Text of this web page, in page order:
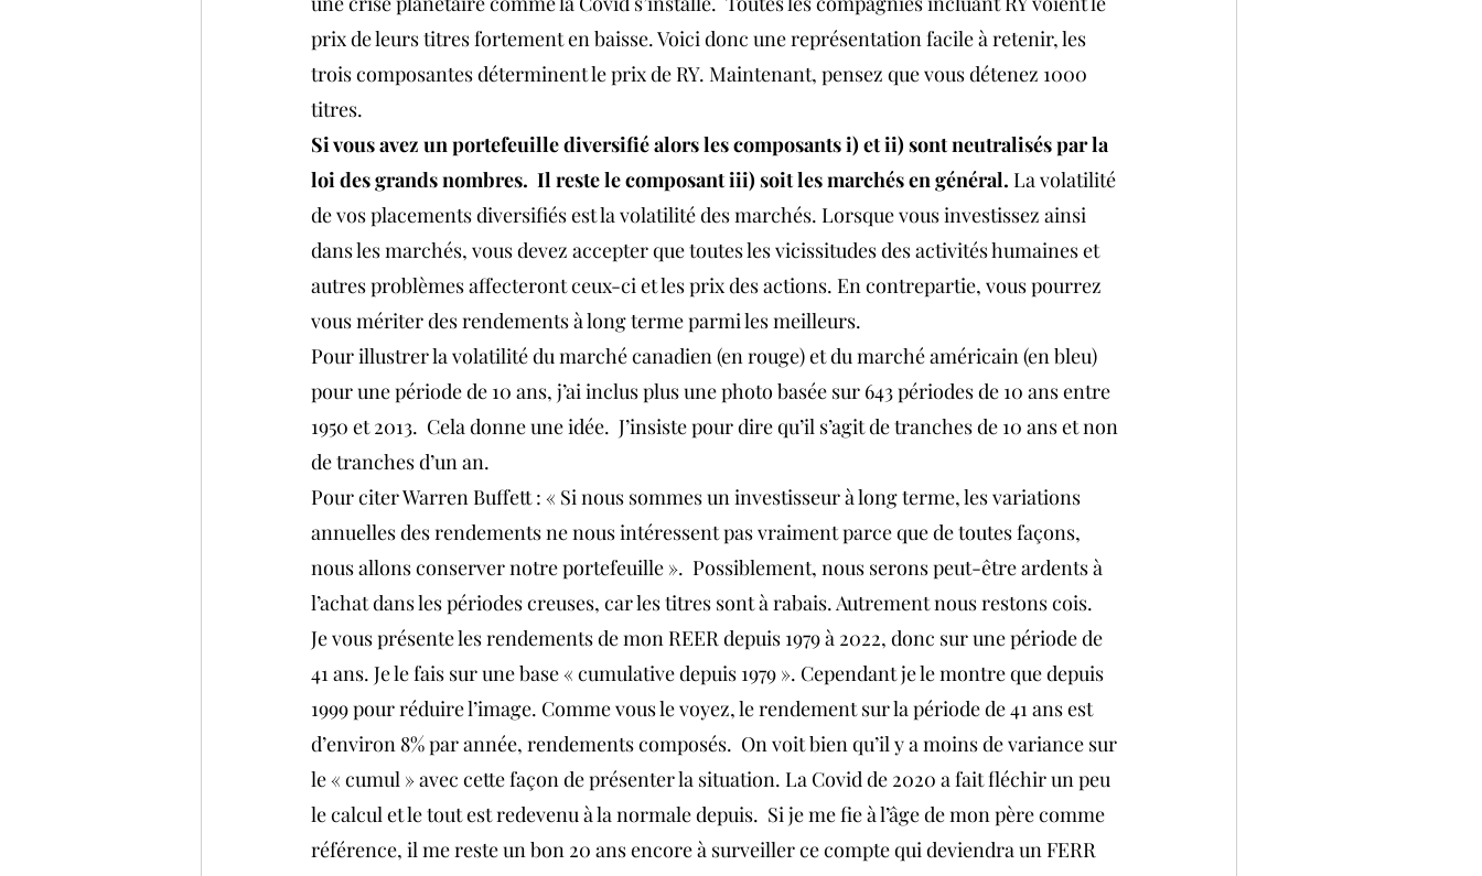
prix de leurs titres fortement en baisse. Voici donc une représentation facile à retenir, les
trois composantes déterminent le prix de RY. Maintenant, pensez que vous détenez 1000
titres.
Si vous avez un portefeuille diversifié alors les composants i) et ii) sont neutralisés par la
loi des grands nombres.  Il reste le composant iii) soit les marchés en général. La volatilité
de vos placements diversifiés est la volatilité des marchés. Lorsque vous investissez ainsi
dans les marchés, vous devez accepter que toutes les vicissitudes des activités humaines et
autres problèmes affecteront ceux-ci et les prix des actions. En contrepartie, vous pourrez
vous mériter des rendements à long terme parmi les meilleurs.
Pour illustrer la volatilité du marché canadien (en rouge) et du marché américain (en bleu)
pour une période de 10 ans, j’ai inclus plus une photo basée sur 643 périodes de 10 ans entre
1950 et 2013.  Cela donne une idée.  J’insiste pour dire qu’il s’agit de tranches de 10 ans et non
de tranches d’un an.
Pour citer Warren Buffett : « Si nous sommes un investisseur à long terme, les variations
annuelles des rendements ne nous intéressent pas vraiment parce que de toutes façons,
nous allons conserver notre portefeuille ».  Possiblement, nous serons peut-être ardents à
l’achat dans les périodes creuses, car les titres sont à rabais. Autrement nous restons cois.
Je vous présente les rendements de mon REER depuis 1979 à 2022, donc sur une période de
41 ans. Je le fais sur une base « cumulative depuis 1979 ». Cependant je le montre que depuis
1999 pour réduire l’image. Comme vous le voyez, le rendement sur la période de 41 ans est
d’environ 8% par année, rendements composés.  On voit bien qu’il y a moins de variance sur
le « cumul » avec cette façon de présenter la situation. La Covid de 2020 a fait fléchir un peu
le calcul et le tout est redevenu à la normale depuis.  Si je me fie à l’âge de mon père comme
référence, il me reste un bon 20 ans encore à surveiller ce compte qui deviendra un FERR